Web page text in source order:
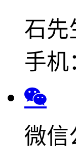
石先
手机
微信